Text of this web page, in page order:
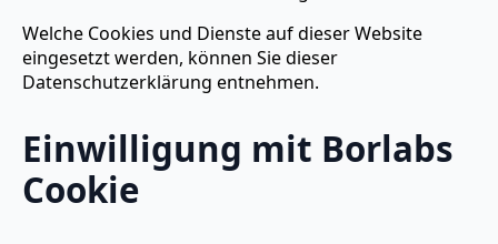
Welche Cookies und Dienste auf dieser Website
eingesetzt werden, können Sie dieser
Datenschutzerklärung entnehmen.
Einwilligung mit Borlabs
Cookie